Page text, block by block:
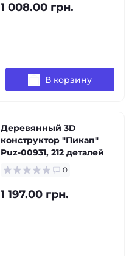
1 008.00 грн.
В корзину
Деревянный 3D
конструктор "Пикап"
Puz-00931, 212 деталей
0
1 197.00 грн.